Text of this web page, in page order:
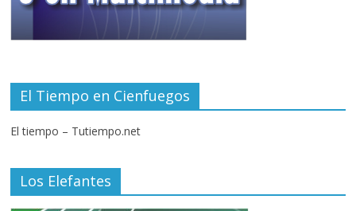
El Tiempo en Cienfuegos
El tiempo – Tutiempo.net
Los Elefantes